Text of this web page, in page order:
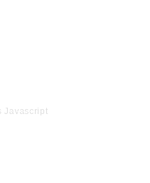
Javascript